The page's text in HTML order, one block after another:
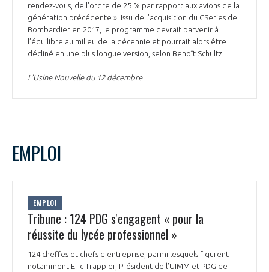
rendez-vous, de l’ordre de 25 % par rapport aux avions de la
génération précédente ». Issu de l’acquisition du CSeries de
Bombardier en 2017, le programme devrait parvenir à
l’équilibre au milieu de la décennie et pourrait alors être
décliné en une plus longue version, selon Benoît Schultz.
L’Usine Nouvelle du 12 décembre
EMPLOI
EMPLOI
Tribune : 124 PDG s'engagent « pour la
réussite du lycée professionnel »
124 cheffes et chefs d'entreprise, parmi lesquels figurent
notamment Eric Trappier, Président de l’UIMM et PDG de